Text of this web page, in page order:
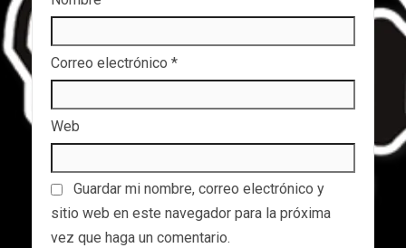
Correo electrónico *
Web
Guardar mi nombre, correo electrónico y
sitio web en este navegador para la próxima
vez que haga un comentario.